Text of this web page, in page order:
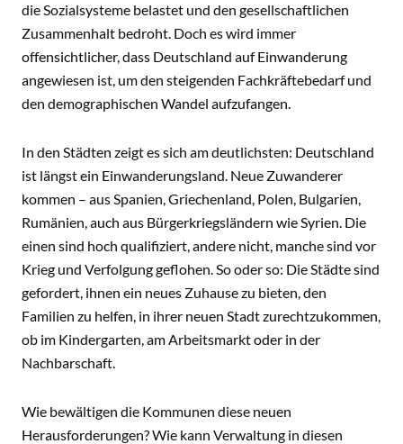
die Sozialsysteme belastet und den gesellschaftlichen
Zusammenhalt bedroht. Doch es wird immer
offensichtlicher, dass Deutschland auf Einwanderung
angewiesen ist, um den steigenden Fachkräftebedarf und
den demographischen Wandel aufzufangen.
In den Städten zeigt es sich am deutlichsten: Deutschland
ist längst ein Einwanderungsland. Neue Zuwanderer
kommen – aus Spanien, Griechenland, Polen, Bulgarien,
Rumänien, auch aus Bürgerkriegsländern wie Syrien. Die
einen sind hoch qualifiziert, andere nicht, manche sind vor
Krieg und Verfolgung geflohen. So oder so: Die Städte sind
gefordert, ihnen ein neues Zuhause zu bieten, den
Familien zu helfen, in ihrer neuen Stadt zurechtzukommen,
ob im Kindergarten, am Arbeitsmarkt oder in der
Nachbarschaft.
Wie bewältigen die Kommunen diese neuen
Herausforderungen? Wie kann Verwaltung in diesen